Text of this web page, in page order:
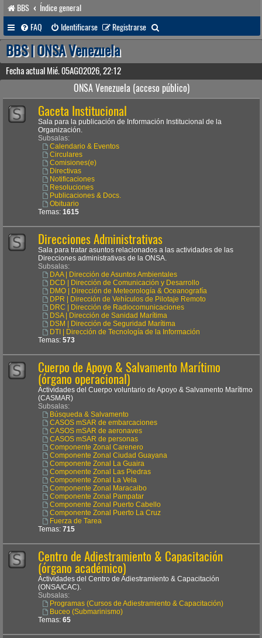
BBS
Índice general
FAQ
Identificarse Registrarse
u
a
BBS | ONSA Venezuela
Fecha actual Mié. 05AGO2026, 22:12
ONSA Venezuela (acceso público)
Gaceta Institucional
Sala para la publicación de Información Institucional de la
Organización.
Subsalas:
Calendario & Eventos
Circulares
Comisiones(e)
Directivas
Notificaciones
Resoluciones
Publicaciones & Docs.
Obituario
Temas: 1615
Direcciones Administrativas
Sala para tratar asuntos relacionados a las actividades de las
Direcciones administrativas de la ONSA.
Subsalas:
DAA | Dirección de Asuntos Ambientales
DCD | Dirección de Comunicación y Desarrollo
DMO | Dirección de Meteorología & Oceanografía
DPR | Dirección de Vehículos de Pilotaje Remoto
DRC | Dirección de Radiocomunicaciones
DSA | Dirección de Sanidad Marítima
DSM | Dirección de Seguridad Marítima
DTI | Dirección de Tecnología de la Información
Temas: 573
Cuerpo de Apoyo & Salvamento Marítimo
(órgano operacional)
Actividades del Cuerpo voluntario de Apoyo & Salvamento Marítimo
(CASMAR)
Subsalas:
Búsqueda & Salvamento
CASOS mSAR de embarcaciones
CASOS mSAR de aeronaves
CASOS mSAR de personas
Componente Zonal Carenero
Componente Zonal Ciudad Guayana
Componente Zonal La Guaira
Componente Zonal Las Piedras
Componente Zonal La Vela
Componente Zonal Maracaibo
Componente Zonal Pampatar
Componente Zonal Puerto Cabello
Componente Zonal Puerto La Cruz
Fuerza de Tarea
Temas: 715
Centro de Adiestramiento & Capacitación
(órgano académico)
Actividades del Centro de Adiestramiento & Capacitación
(ONSA/CAC).
Subsalas:
Programas (Cursos de Adiestramiento & Capacitación)
Buceo (Submarinismo)
Temas: 65